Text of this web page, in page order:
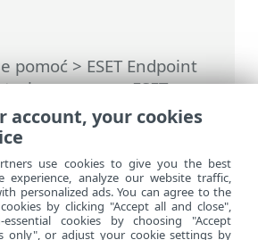
pomoć>ESET Endpoint
programa ESET
>Podešavanje>Mreža
– mrežna zaštita >
account, your cookies
use cookies to give you the best
experience, analyze our website traffic,
personalized ads. You can agree to the
by clicking "Accept all and close",
cookies by choosing "Accept
only", or adjust your cookie settings by